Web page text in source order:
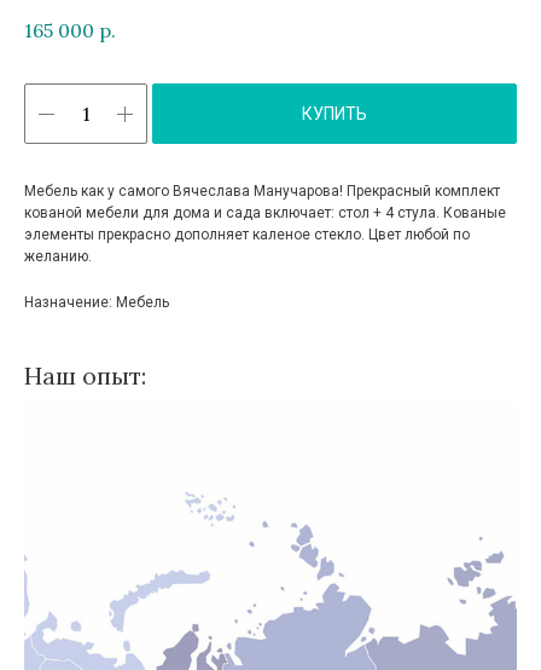
165 000 р.
КУПИТЬ
Мебель как у самого Вячеслава Манучарова! Прекрасный комплект
кованой мебели для дома и сада включает: стол + 4 стула. Кованые
элементы прекрасно дополняет каленое стекло. Цвет любой по
желанию.
Назначение: Мебель
Наш опыт: